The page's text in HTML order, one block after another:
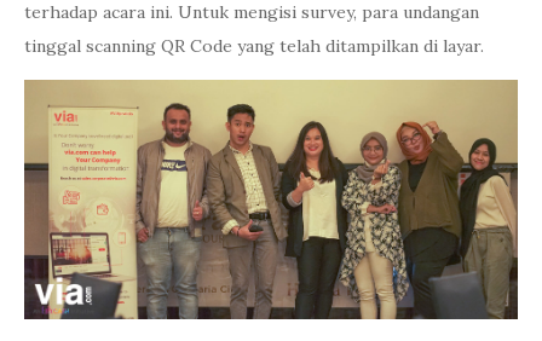
terhadap acara ini. Untuk mengisi survey, para undangan
tinggal scanning QR Code yang telah ditampilkan di layar.